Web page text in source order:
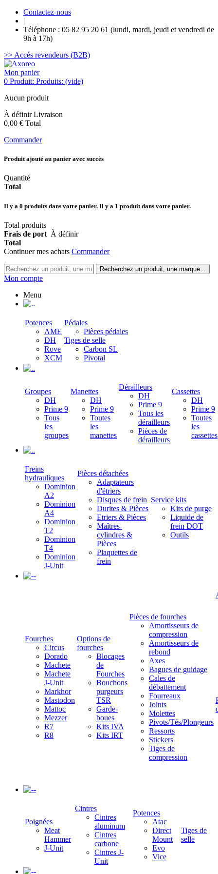
Contactez-nous
|
Téléphone : 05 82 95 20 61 (lundi, mardi, jeudi et vendredi de
9h à 17h)
>> Accès revendeurs (B2B)
Mon panier
0 Produit: Produits: (vide)
Aucun produit
À définirLivraison
0,00 € Total
Commander
Produit ajouté au panier avec succès
Quantité
Total
Il y a 0 produits dans votre panier. Il y a 1 produit dans votre panier.
Total produits
Frais de port À définir
Total
Continuer mes achats Commander
Recherchez un produit, une marque...
Mon compte
Menu
.
Potences
AME
DH
Rove
XCM
Pédales
Pièces pédales
Tiges de selle
Carbon SL
Pivotal
.
Groupes
DH
Prime 9
Tous
les
groupes
Manettes
DH
Prime 9
Toutes
les
manettes
Dérailleurs
DH
Prime 9
Tous les
dérailleurs
Pièces de
dérailleurs
Cassettes
DH
Prime 9
Toutes
les
cassettes
.
Freins
hydrauliques
Dominion
A2
Dominion
A4
Dominion
T2
Dominion
T4
Dominion
J-Unit
Pièces détachées
Adaptateurs
d'étriers
Disques de frein
Durites & Pièces
Etriers & Pièces
Maîtres-
cylindres &
Pièces
Plaquettes de
frein
Service kits
Kits de purge
Liquide de
frein DOT
Outils
-
Fourches
Circus
Dorado
Machete
Machete
J-Unit
Markhor
Mastodon
Mattoc
Mezzer
R7
R8
Options de
fourches
Blocages
de
Fourches
Bouchons
purgeurs
TSR
Garde-
boues
Kits IVA
Kits IRT
Pièces de fourches
Amortisseurs de
compression
Amortisseurs de
rebond
Axes
Bagues de guidage
Cales de
débattement
Fourreaux
Joints
Molettes
Pivots/Tés/Plongeurs
Ressorts
Stickers
Tiges de
compression
-
Poignées
Meat
Hammer
J-Unit
Cintres
Cintres
aluminum
Cintres
carbone
Cintres J-
Unit
Potences
Atac
Direct
Mount
Evo
Vice
Tiges de
selle
-